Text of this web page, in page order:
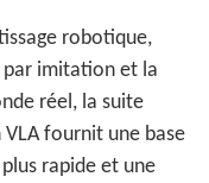
robotique,
par imitation et la
réel, la suite
fournit une base
rapide et une